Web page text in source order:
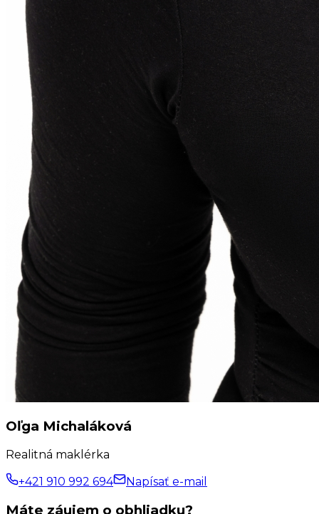
Oľga Michaláková
Realitná maklérka
+421 910 992 694
Napísať e-mail
Máte záujem o obhliadku?